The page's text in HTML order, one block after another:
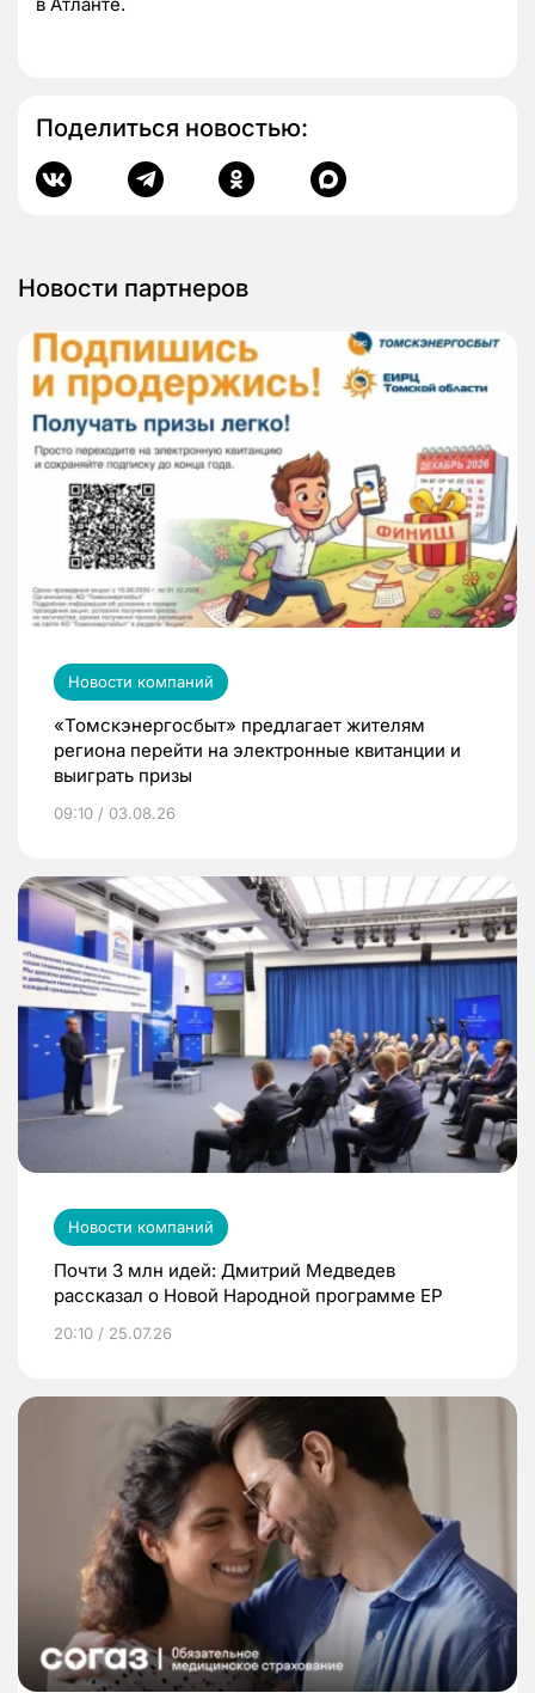
в Атланте.
Поделиться новостью:
Новости партнеров
Новости компаний
«Томскэнергосбыт» предлагает жителям
региона перейти на электронные квитанции и
выиграть призы
09:10 / 03.08.26
Новости компаний
Почти 3 млн идей: Дмитрий Медведев
рассказал о Новой Народной программе ЕР
20:10 / 25.07.26